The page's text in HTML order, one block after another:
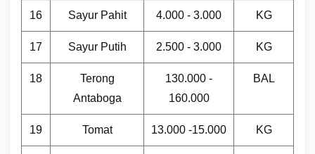
16 Sayur Pahit 4.000 - 3.000 KG
17 Sayur Putih 2.500 - 3.000 KG
18
Terong
Antaboga
130.000 -
160.000
BAL
19 Tomat 13.000 -15.000 KG